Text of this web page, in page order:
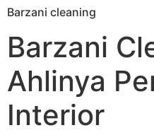
Skip
content
Barzani cleaning
Barzani
Ahlinya
Interior